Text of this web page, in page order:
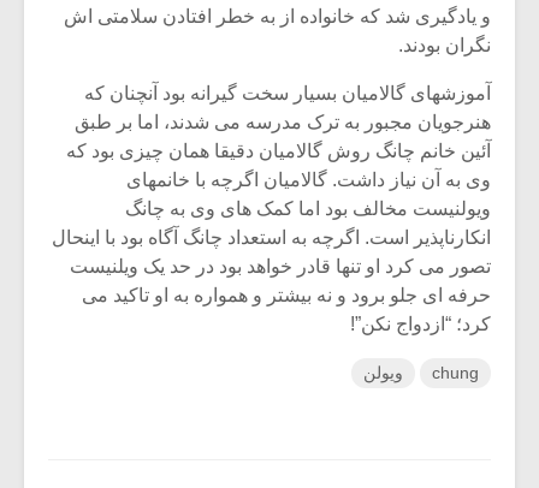
و یادگیری شد که خانواده از به خطر افتادن سلامتی اش
نگران بودند.
آموزشهای گالامیان بسیار سخت گیرانه بود آنچنان که
هنرجویان مجبور به ترک مدرسه می شدند، اما بر طبق
آئین خانم چانگ روش گالامیان دقیقا همان چیزی بود که
وی به آن نیاز داشت. گالامیان اگرچه با خانمهای
ویولنیست مخالف بود اما کمک های وی به چانگ
انکارناپذیر است. اگرچه به استعداد چانگ آگاه بود با اینحال
تصور می کرد او تنها قادر خواهد بود در حد یک ویلنیست
حرفه ای جلو برود و نه بیشتر و همواره به او تاکید می
کرد؛ “ازدواج نکن”!
chung ویولن